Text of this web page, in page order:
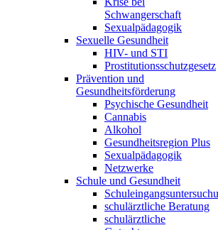
Schwangerschaft
Sexualpädagogik
Sexuelle Gesundheit
HIV- und STI
Prostitutionsschutzgesetz
Prävention und
Gesundheitsförderung
Psychische Gesundheit
Cannabis
Alkohol
Gesundheitsregion Plus
Sexualpädagogik
Netzwerke
Schule und Gesundheit
schulärztliche Beratung
schulärztliche